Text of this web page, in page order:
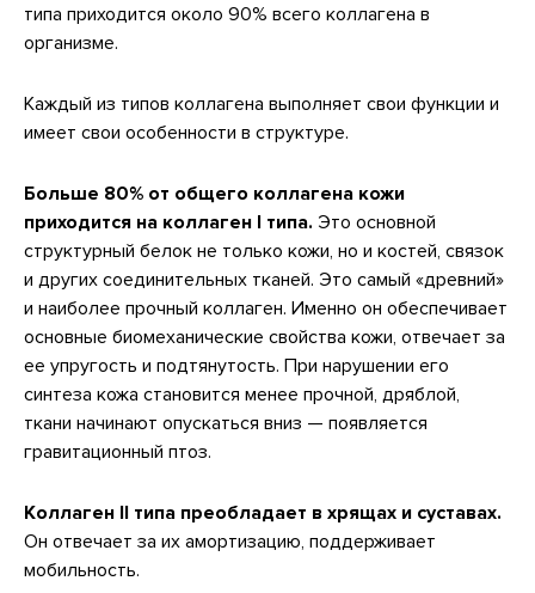
типа приходится около 90% всего коллагена в
организме.
Каждый из типов коллагена выполняет свои функции и
имеет свои особенности в структуре.
Больше 80% от общего коллагена кожи
приходится на коллаген I типа. Это основной
структурный белок не только кожи, но и костей, связок
и других соединительных тканей. Это самый «древний»
и наиболее прочный коллаген. Именно он обеспечивает
основные биомеханические свойства кожи, отвечает за
ее упругость и подтянутость. При нарушении его
синтеза кожа становится менее прочной, дряблой,
ткани начинают опускаться вниз — появляется
гравитационный птоз.
Коллаген II типа преобладает в хрящах и суставах.
Он отвечает за их амортизацию, поддерживает
мобильность.